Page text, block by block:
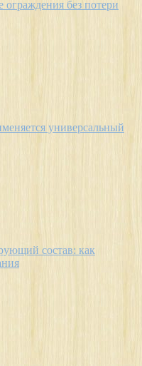
без потери
универсальный
состав: как